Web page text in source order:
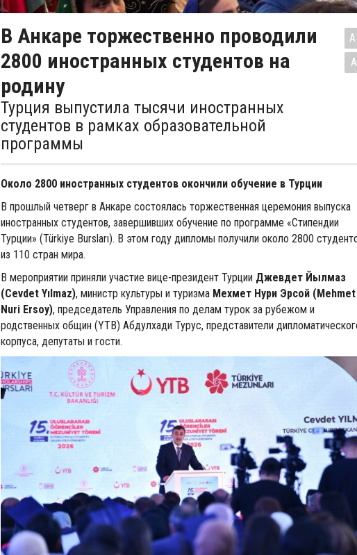
В Анкаре торжественно проводили
2800 иностранных студентов на
родину
Турция выпустила тысячи иностранных
студентов в рамках образовательной
программы
Около 2800 иностранных студентов окончили обучение в Турции
В прошлый четверг в Анкаре состоялась торжественная церемония выпуска
иностранных студентов, завершивших обучение по программе «Стипендии
Турции» (Türkiye Bursları). В этом году дипломы получили около 2800
из 110 стран мира.
В мероприятии приняли участие вице-президент Турции Джевдет Йылмаз
(Cevdet Yılmaz), министр культуры и туризма Мехмет Нури Эрсой (Mehmet
Nuri Ersoy), председатель Управления по делам турок за рубежом и
родственных общин (YTB) Абдулхади Турус, представители
корпуса, депутаты и гости.